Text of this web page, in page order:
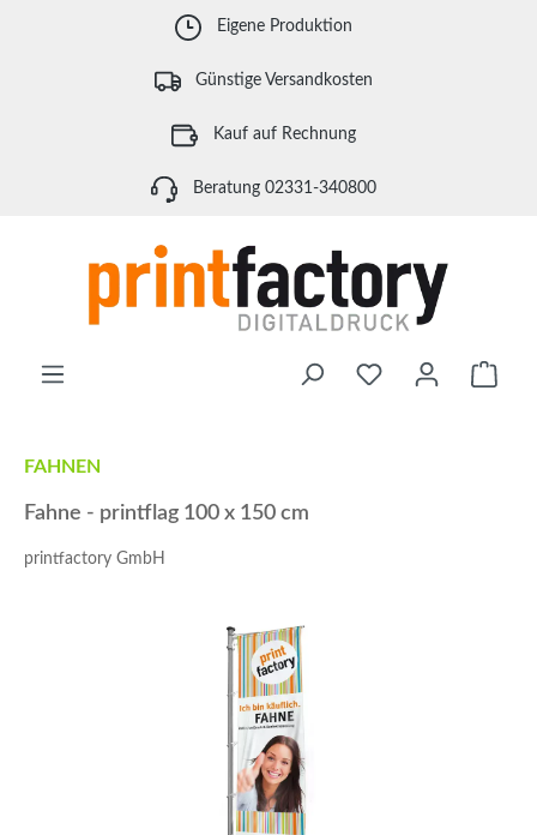
Zum Hauptinhalt springen Eigene Produktion
Günstige Versandkosten
Kauf auf Rechnung
Beratung 02331-340800
FAHNEN
Fahne - printflag 100 x 150 cm
printfactory GmbH